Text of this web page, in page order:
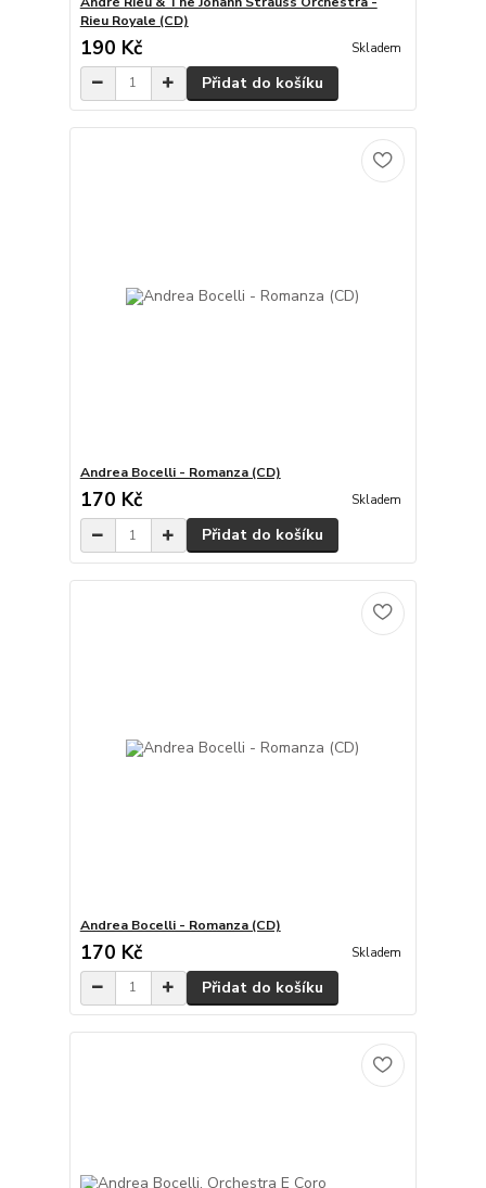
Rieu Royale (CD)
190 Kč Skladem
Přidat do košíku
Andrea Bocelli - Romanza (CD)
170 Kč Skladem
Přidat do košíku
Andrea Bocelli - Romanza (CD)
170 Kč Skladem
Přidat do košíku